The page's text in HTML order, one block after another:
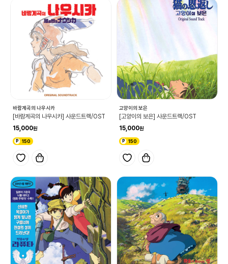
바람계곡의 나우시카
[바람계곡의 나우시카] 사운드트랙/OST
15,000
150
고양이의 보은
[고양이의 보은] 사운드트랙/OST
15,000
150